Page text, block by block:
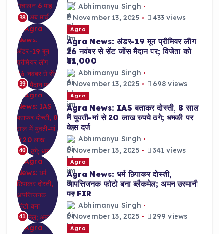
38
Abhimanyu Singh
November 13, 2025
433 views
39
Agra
Agra News: अंडर-19 मून प्रीमियर लीग
26 नवंबर से सेंट जोंस मैदान पर; विजेता को
₹31,000
Abhimanyu Singh
November 13, 2025
698 views
40
Agra
Agra News: IAS बताकर दोस्ती, 8 साल
में युवती-मां से 20 लाख रुपये ठगे; धमकी पर
केस दर्ज
Abhimanyu Singh
November 13, 2025
341 views
41
Agra
Agra News: धर्म छिपाकर दोस्ती,
आपत्तिजनक फोटो बना ब्लैकमेल; अमन उस्मानी
पर FIR
Abhimanyu Singh
November 13, 2025
299 views
Agra